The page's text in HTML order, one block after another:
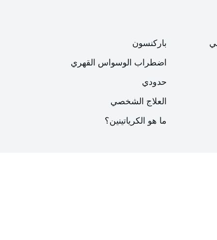
باركنسون
اضطراب الوسواس القهري
حدودي
العلاج الشخصي
ما هو الكرياتينين؟